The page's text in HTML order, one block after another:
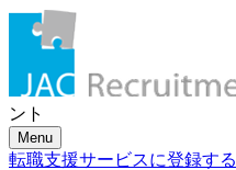
ント
Menu
転職支援サービスに登録する